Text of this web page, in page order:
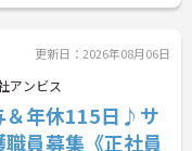
更新日：2026年08月06日
アンビス
＆年休115日♪サ
員募集《正社員